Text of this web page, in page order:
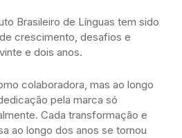
Brasileiro de Línguas tem sido
crescimento, desafios e
e dois anos.
colaboradora, mas ao longo
pela marca só
Cada transformação e
ao longo dos anos se tornou